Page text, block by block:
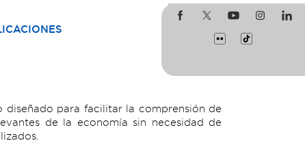
diseñado para facilitar la comprensión de
de la economía sin necesidad de